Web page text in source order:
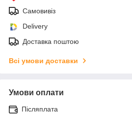
Самовивіз
Delivery
Доставка поштою
Всі умови доставки
Умови оплати
Післяплата